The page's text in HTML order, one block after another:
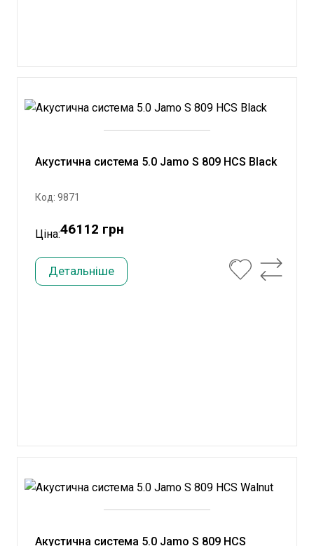
Акустична система 5.0 Jamo S 809 HCS Black
Код: 9871
Ціна:46112 грн
Детальніше
Акустична система 5.0 Jamo S 809 HCS